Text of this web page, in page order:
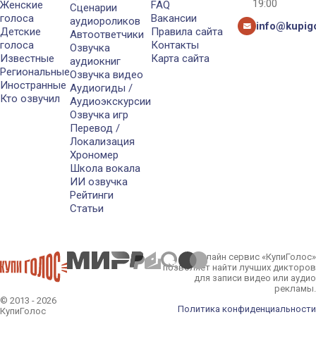
Женские
голоса
Детские
голоса
Известные
Региональные
Иностранные
Кто озвучил
Сценарии
аудиороликов
Автоответчики
Озвучка
аудиокниг
Озвучка видео
Аудиогиды /
Аудиоэкскурсии
Озвучка игр
Перевод /
Локализация
Хрономер
Школа вокала
ИИ озвучка
Рейтинги
Статьи
FAQ
Вакансии
Правила сайта
Контакты
Карта сайта
19:00
© 2013 - 2026
КупиГолос
Онлайн сервис «КупиГолос»
позволяет найти лучших дикторов
для записи видео или аудио
рекламы.
Политика конфиденциальности